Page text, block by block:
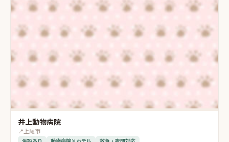
井上動物病院
📍 上尾市